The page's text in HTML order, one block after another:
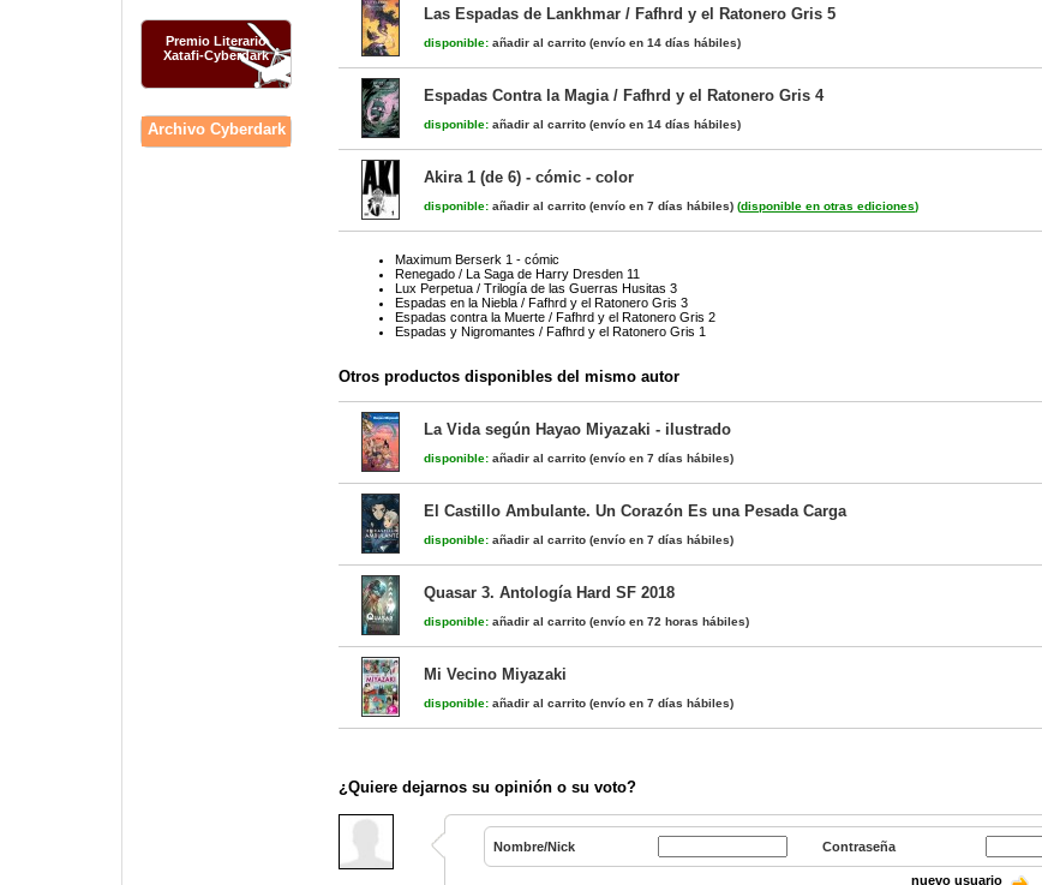
Premio Literario
Xatafi-Cyberdark
Archivo Cyberdark
Las Espadas de Lankhmar / Fafhrd y el Ratonero Gris 5
disponible: añadir al carrito (envío en 14 días hábiles)
Espadas Contra la Magia / Fafhrd y el Ratonero Gris 4
disponible: añadir al carrito (envío en 14 días hábiles)
Akira 1 (de 6) - cómic - color
disponible: añadir al carrito (envío en 7 días hábiles) (disponible en otras ediciones)
Maximum Berserk 1 - cómic
Renegado / La Saga de Harry Dresden 11
Lux Perpetua / Trilogía de las Guerras Husitas 3
Espadas en la Niebla / Fafhrd y el Ratonero Gris 3
Espadas contra la Muerte / Fafhrd y el Ratonero Gris 2
Espadas y Nigromantes / Fafhrd y el Ratonero Gris 1
Otros productos disponibles del mismo autor
La Vida según Hayao Miyazaki - ilustrado
disponible: añadir al carrito (envío en 7 días hábiles)
El Castillo Ambulante. Un Corazón Es una Pesada Carga
disponible: añadir al carrito (envío en 7 días hábiles)
Quasar 3. Antología Hard SF 2018
disponible: añadir al carrito (envío en 72 horas hábiles)
Mi Vecino Miyazaki
disponible: añadir al carrito (envío en 7 días hábiles)
¿Quiere dejarnos su opinión o su voto?
Nombre/Nick Contraseña
nuevo usuario